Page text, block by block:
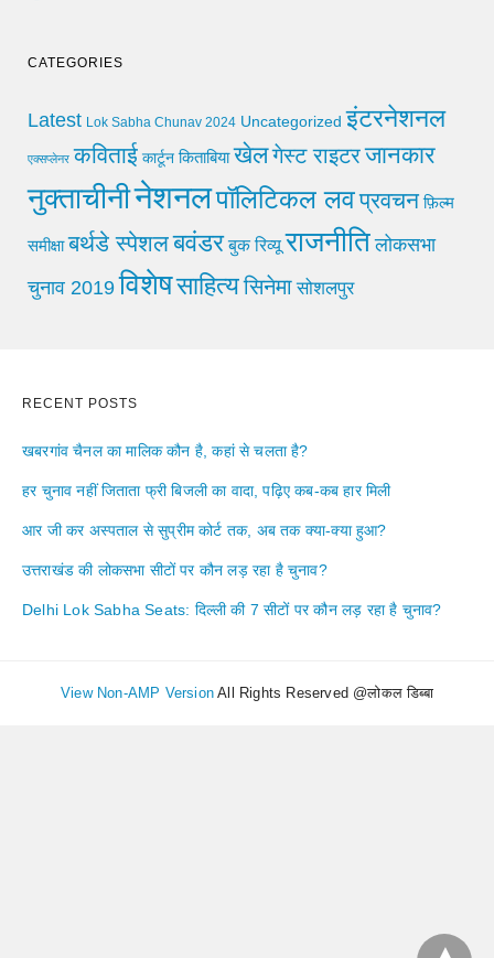
CATEGORIES
Latest Lok Sabha Chunav 2024 Uncategorized इंटरनेशनल
एक्सप्लेनर कविताई कार्टून किताबिया खेलगेस्ट राइटरजानकार
नुक्ताचीनीनेशनलपॉलिटिकल लवप्रवचन फ़िल्म
समीक्षा बर्थडे स्पेशलबवंडर बुक रिव्यू राजनीति लोकसभा
चुनाव 2019 विशेषसाहित्यसिनेमा सोशलपुर
RECENT POSTS
खबरगांव चैनल का मालिक कौन है, कहां से चलता है?
हर चुनाव नहीं जिताता फ्री बिजली का वादा, पढ़िए कब-कब हार मिली
आर जी कर अस्पताल से सुप्रीम कोर्ट तक, अब तक क्या-क्या हुआ?
उत्तराखंड की लोकसभा सीटों पर कौन लड़ रहा है चुनाव?
Delhi Lok Sabha Seats: दिल्ली की 7 सीटों पर कौन लड़ रहा है चुनाव?
View Non-AMP Version All Rights Reserved @लोकल डिब्बा